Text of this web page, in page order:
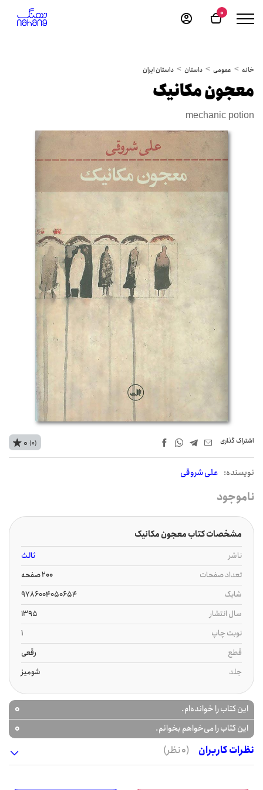
0
خانه عمومی داستان داستان ایران
معجون مکانیک
mechanic potion
اشتراک‌ گذاری
نويسنده: علی شروقی
0 (0)
ناموجود
مشخصات کتاب معجون مکانیک
ناشر
ثالث
تعداد صفحات
200 صفحه
شابک
9786004050654
سال انتشار
1395
نوبت چاپ
1
قطع
رقعی
جلد
شومیز
این کتاب را خوانده‌ام. 0
این کتاب را می‌خواهم بخوانم.
0
نظرات کاربران
(0 نظر)